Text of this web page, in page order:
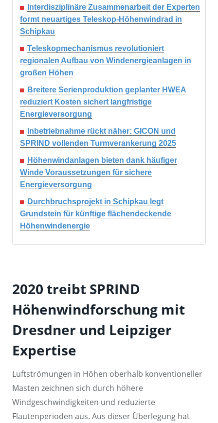
Interdisziplinäre Zusammenarbeit der Experten
formt neuartiges Teleskop-Höhenwindrad in
Schipkau
Teleskopmechanismus revolutioniert
regionalen Aufbau von Windenergieanlagen in
großen Höhen
Breitere Serienproduktion geplanter HWEA
reduziert Kosten sichert langfristige
Energieversorgung
Inbetriebnahme rückt näher: GICON und
SPRIND vollenden Turmverankerung 2025
Höhenwindanlagen bieten dank häufiger
Winde Voraussetzungen für sichere
Energieversorgung
Durchbruchsprojekt in Schipkau legt
Grundstein für künftige flächendeckende
Höhenwindenergie
2020 treibt SPRIND
Höhenwindforschung mit
Dresdner und Leipziger
Expertise
Luftströmungen in Höhen oberhalb konventioneller
Masten zeichnen sich durch höhere
Windgeschwindigkeiten und reduzierte
Flautenperioden aus. Aus dieser Überlegung hat